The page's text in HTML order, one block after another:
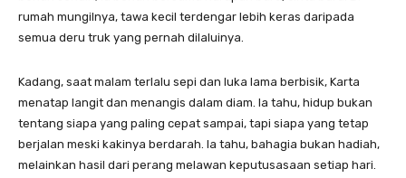
rumah mungilnya, tawa kecil terdengar lebih keras daripada
semua deru truk yang pernah dilaluinya.
Kadang, saat malam terlalu sepi dan luka lama berbisik, Karta
menatap langit dan menangis dalam diam. Ia tahu, hidup bukan
tentang siapa yang paling cepat sampai, tapi siapa yang tetap
berjalan meski kakinya berdarah. Ia tahu, bahagia bukan hadiah,
melainkan hasil dari perang melawan keputusasaan setiap hari.